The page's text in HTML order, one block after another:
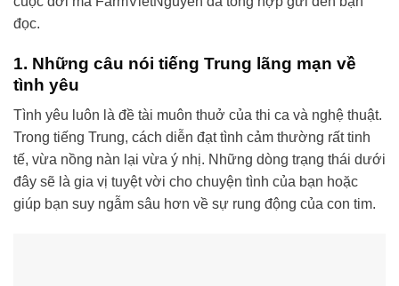
đọc.
1. Những câu nói tiếng Trung lãng mạn về
tình yêu
Tình yêu luôn là đề tài muôn thuở của thi ca và nghệ thuật.
Trong tiếng Trung, cách diễn đạt tình cảm thường rất tinh
tế, vừa nồng nàn lại vừa ý nhị. Những dòng trạng thái dưới
đây sẽ là gia vị tuyệt vời cho chuyện tình của bạn hoặc
giúp bạn suy ngẫm sâu hơn về sự rung động của con tim.